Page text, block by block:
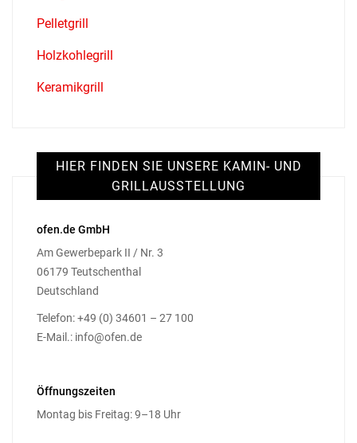
Pelletgrill
Holzkohlegrill
Keramikgrill
HIER FINDEN SIE UNSERE KAMIN- UND
GRILLAUSSTELLUNG
ofen.de GmbH
Am Gewerbepark II / Nr. 3
06179 Teutschenthal
Deutschland
Telefon: +49 (0) 34601 – 27 100
E-Mail.: info@ofen.de
Öffnungszeiten
Montag bis Freitag: 9–18 Uhr